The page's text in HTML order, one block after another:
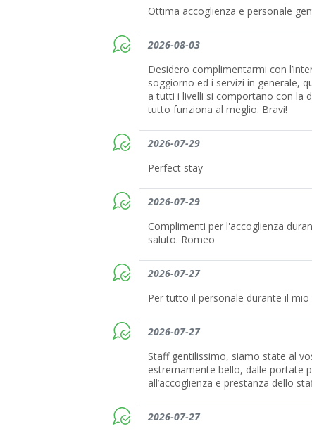
Ottima accoglienza e personale
2026-08-03
Desidero complimentarmi con
soggiorno ed i servizi in generale,
a tutti i livelli si comportano con la
tutto funziona al meglio. Bravi!
2026-07-29
Perfect stay
2026-07-29
Complimenti per l'accoglienza
saluto. Romeo
2026-07-27
Per tutto il personale durante il mio
2026-07-27
Staff gentilissimo, siamo state al
estremamente bello, dalle portate
all’accoglienza e prestanza dello
2026-07-27